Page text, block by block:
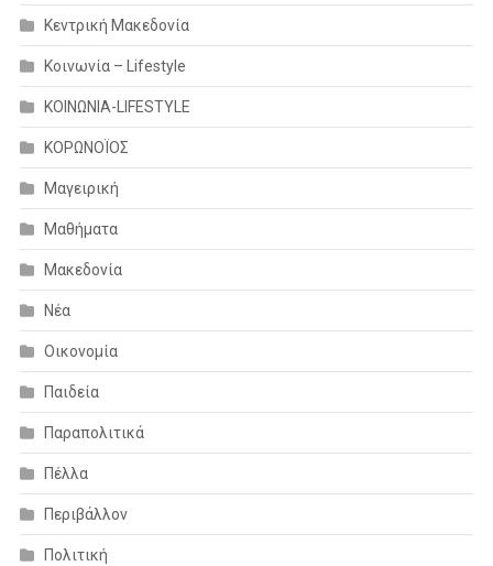
Κεντρική Μακεδονία
Κοινωνία – Lifestyle
ΚΟΙΝΩΝΙΑ-LIFESTYLE
ΚΟΡΩΝΟΪΟΣ
Μαγειρική
Μαθήματα
Μακεδονία
Νέα
Οικονομία
Παιδεία
Παραπολιτικά
Πέλλα
Περιβάλλον
Πολιτική